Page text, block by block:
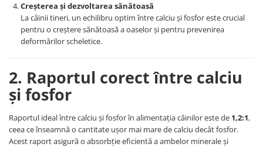
Creșterea și dezvoltarea sănătoasă
La câinii tineri, un echilibru optim între calciu și fosfor este crucial
pentru o creștere sănătoasă a oaselor și pentru prevenirea
deformărilor scheletice.
2. Raportul corect între calciu
și fosfor
Raportul ideal între calciu și fosfor în alimentația câinilor este de 1,2:1,
ceea ce înseamnă o cantitate ușor mai mare de calciu decât fosfor.
Acest raport asigură o absorbție eficientă a ambelor minerale și